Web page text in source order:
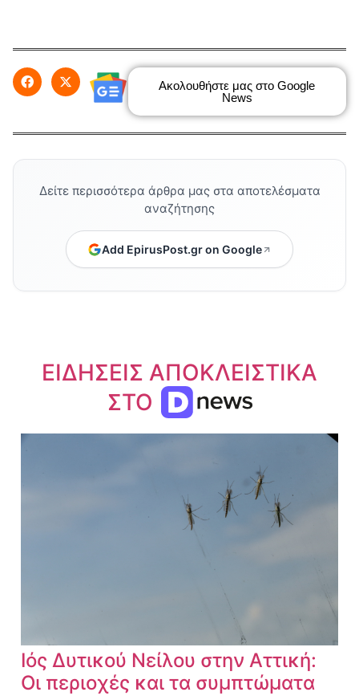
Ακολουθήστε μας στο Google
News
Δείτε περισσότερα άρθρα μας στα αποτελέσματα
αναζήτησης
Add EpirusPost.gr on Google
ΕΙΔΗΣΕΙΣ ΑΠΟΚΛΕΙΣΤΙΚΑ
ΣΤΟ
Ιός Δυτικού Νείλου στην Αττική:
Οι περιοχές και τα συμπτώματα